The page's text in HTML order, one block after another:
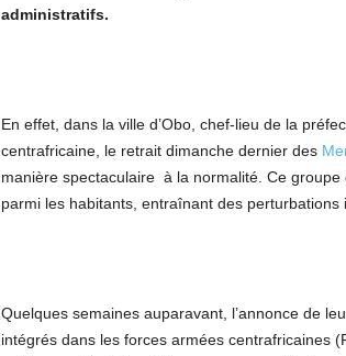
administratifs.
En effet, dans la ville d’Obo, chef-lieu de la
centrafricaine, le retrait dimanche dernier des
manière spectaculaire à la normalité. Ce
parmi les habitants, entraînant des perturbations
Quelques semaines auparavant, l’annonce de
intégrés dans les forces armées centrafricaines